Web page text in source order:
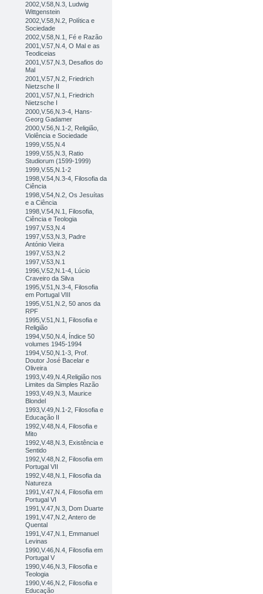
2002,V.58,N.3, Ludwig
Wittgenstein
2002,V.58,N.2, Política e
Sociedade
2002,V.58,N.1, Fé e Razão
2001,V.57,N.4, O Mal e as
Teodiceias
2001,V.57,N.3, Desafios do
Mal
2001,V.57,N.2, Friedrich
Nietzsche II
2001,V.57,N.1, Friedrich
Nietzsche I
2000,V.56,N.3-4, Hans-
Georg Gadamer
2000,V.56,N.1-2, Religião,
Violência e Sociedade
1999,V.55,N.4
1999,V.55,N.3, Ratio
Studiorum (1599-1999)
1999,V.55,N.1-2
1998,V.54,N.3-4, Filosofia da
Ciência
1998,V.54,N.2, Os Jesuítas
e a Ciência
1998,V.54,N.1, Filosofia,
Ciência e Teologia
1997,V.53,N.4
1997,V.53,N.3, Padre
António Vieira
1997,V.53,N.2
1997,V.53,N.1
1996,V.52,N.1-4, Lúcio
Craveiro da Silva
1995,V.51,N.3-4, Filosofia
em Portugal VIII
1995,V.51,N.2, 50 anos da
RPF
1995,V.51,N.1, Filosofia e
Religião
1994,V.50,N.4, Índice 50
volumes 1945-1994
1994,V.50,N.1-3, Prof.
Doutor José Bacelar e
Oliveira
1993,V.49,N.4,Religião nos
Limites da Simples Razão
1993,V.49,N.3, Maurice
Blondel
1993,V.49,N.1-2, Filosofia e
Educação II
1992,V.48,N.4, Filosofia e
Mito
1992,V.48,N.3, Existência e
Sentido
1992,V.48,N.2, Filosofia em
Portugal VII
1992,V.48,N.1, Filosofia da
Natureza
1991,V.47,N.4, Filosofia em
Portugal VI
1991,V.47,N.3, Dom Duarte
1991,V.47,N.2, Antero de
Quental
1991,V.47,N.1, Emmanuel
Levinas
1990,V.46,N.4, Filosofia em
Portugal V
1990,V.46,N.3, Filosofia e
Teologia
1990,V.46,N.2, Filosofia e
Educação